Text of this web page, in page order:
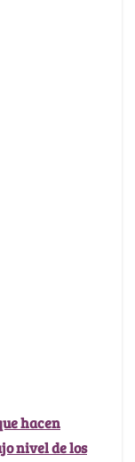
hacen
nivel de los